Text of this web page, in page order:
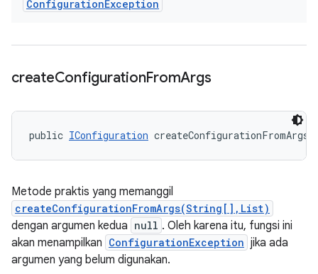
ConfigurationException
createConfigurationFromArgs
public IConfiguration
Metode praktis yang memanggil
createConfigurationFromArgs(String[],List)
dengan argumen kedua null . Oleh karena itu, fungsi ini
akan menampilkan ConfigurationException jika ada
argumen yang belum digunakan.